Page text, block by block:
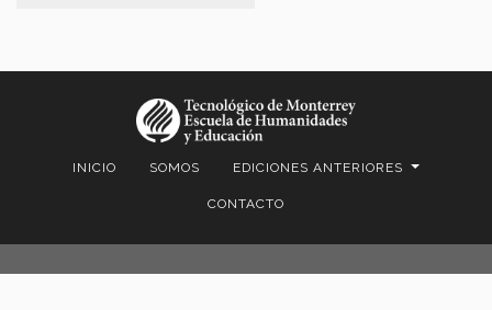
INICIO SOMOS EDICIONES ANTERIORES
CONTACTO